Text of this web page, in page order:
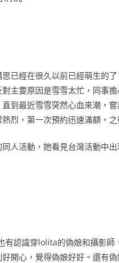
經在很久以前已經萌生的了
主要原因是雪雪太忙，同事
到最近雪雪突然心血來潮，
烈，第一次預約迅速滿額，
活動，她看見台灣活動中出
認識穿lolita的偽娘和攝影師
開心，覺得偽娘好好。還有